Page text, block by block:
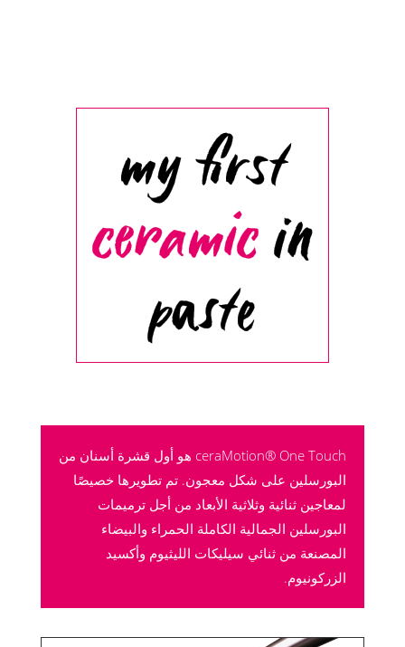
my first
ceramicin
paste
ceraMotion® One Touch هو أول قشرة أسنان من
البورسلين على شكل معجون. تم تطويرها خصيصًا
لمعاجين ثنائية وثلاثية الأبعاد من أجل ترميمات
البورسلين الجمالية الكاملة الحمراء والبيضاء
المصنعة من ثنائي سيليكات الليثيوم وأكسيد
الزركونيوم.